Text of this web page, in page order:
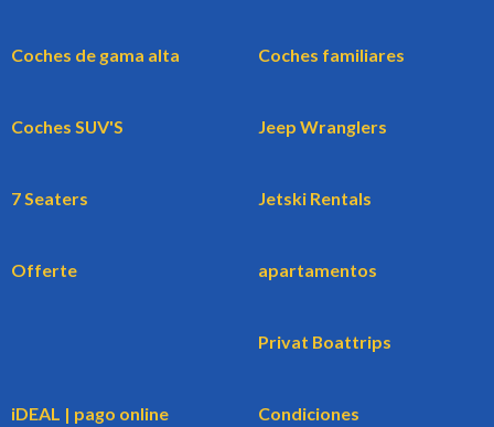
Coches de gama alta Coches familiares
Coches SUV'S Jeep Wranglers
7 Seaters Jetski Rentals
Offerte apartamentos
Privat Boattrips
iDEAL | pago online Condiciones